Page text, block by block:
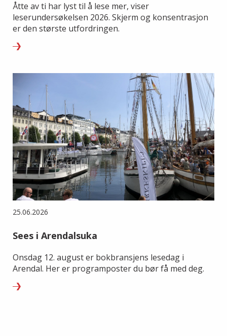
Åtte av ti har lyst til å lese mer, viser
leserundersøkelsen 2026. Skjerm og konsentrasjon
er den største utfordringen.
25.06.2026
Sees i Arendalsuka
Onsdag 12. august er bokbransjens lesedag i
Arendal. Her er programposter du bør få med deg.